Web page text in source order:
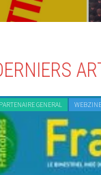
GENERAL